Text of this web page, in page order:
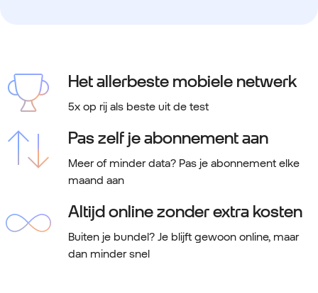
Het allerbeste mobiele netwerk
5x op rij als beste uit de test
Pas zelf je abonnement aan
Meer of minder data? Pas je abonnement elke
maand aan
Altijd online zonder extra kosten
Buiten je bundel? Je blijft gewoon online, maar
dan minder snel